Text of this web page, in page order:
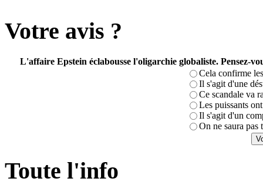
Votre avis ?
L'affaire Epstein éclabousse l'oligarchie globaliste. Pensez-
Cela confirme
Il s'agit d'une
Ce scandale va
Les puissants
Il s'agit d'un
On ne saura pas
Toute l'info